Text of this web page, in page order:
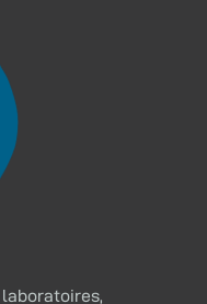
laboratoires,